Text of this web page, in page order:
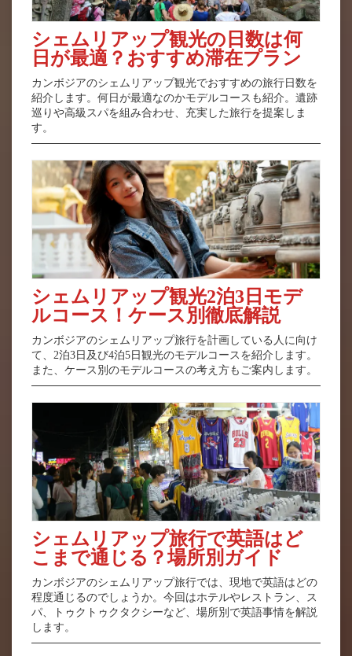
シェムリアップ観光の日数は何
日が最適？おすすめ滞在プラン
カンボジアのシェムリアップ観光でおすすめの旅行日数を
紹介します。何日が最適なのかモデルコースも紹介。遺跡
巡りや高級スパを組み合わせ、充実した旅行を提案しま
す。
シェムリアップ観光2泊3日モデ
ルコース！ケース別徹底解説
カンボジアのシェムリアップ旅行を計画している人に向け
て、2泊3日及び4泊5日観光のモデルコースを紹介します。
また、ケース別のモデルコースの考え方もご案内します。
シェムリアップ旅行で英語はど
こまで通じる？場所別ガイド
カンボジアのシェムリアップ旅行では、現地で英語はどの
程度通じるのでしょうか。今回はホテルやレストラン、ス
パ、トゥクトゥクタクシーなど、場所別で英語事情を解説
します。